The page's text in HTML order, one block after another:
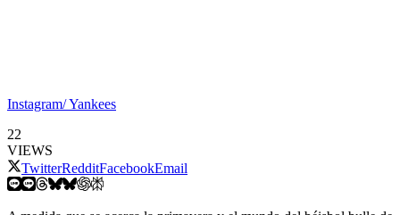
Instagram/ Yankees
22
VIEWS
TwitterRedditFacebookEmail